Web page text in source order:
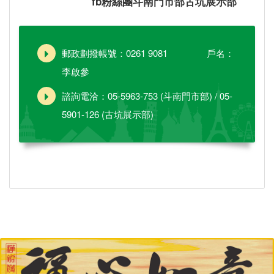
郵政劃撥帳號：0261 9081 戶名：
李啟參
諮詢電洽：05-5963-753 (斗南門市部) / 05-
5901-126 (古坑展示部)